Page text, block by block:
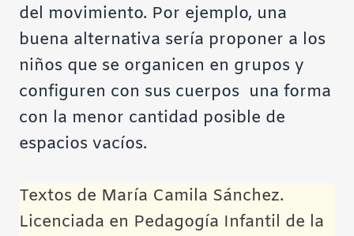
del movimiento. Por ejemplo, una
buena alternativa sería proponer a los
niños que se organicen en grupos y
configuren con sus cuerpos una forma
con la menor cantidad posible de
espacios vacíos.
Textos de María Camila Sánchez.
Licenciada en Pedagogía Infantil de la